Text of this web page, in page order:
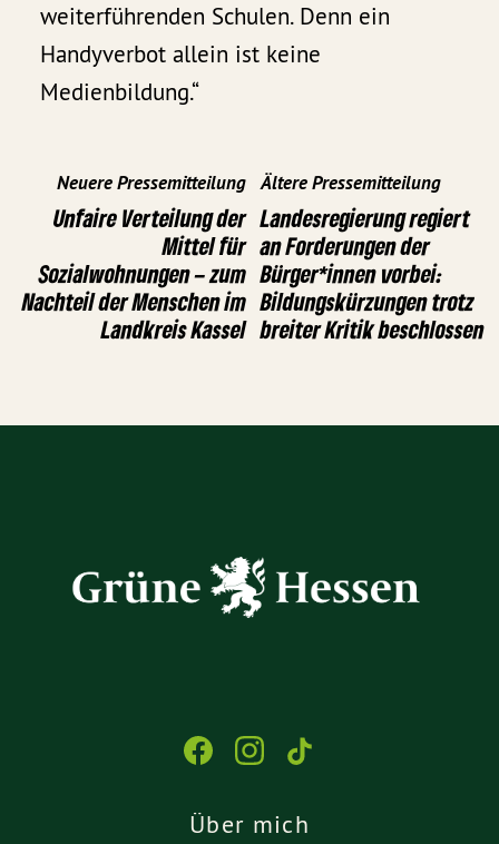
weiterführenden Schulen. Denn ein
Handyverbot allein ist keine
Medienbildung.“
Neuere Pressemitteilung
Unfaire Verteilung der
Mittel für
Sozialwohnungen – zum
Nachteil der Menschen im
Landkreis Kassel
Ältere Pressemitteilung
Landesregierung regiert
an Forderungen der
Bürger*innen vorbei:
Bildungskürzungen trotz
breiter Kritik beschlossen
Über mich